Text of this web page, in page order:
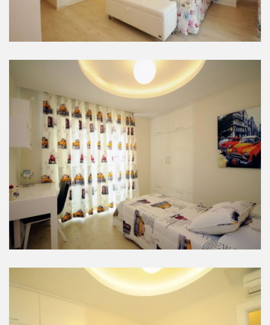
Yatak Odaları
Yatak Odaları